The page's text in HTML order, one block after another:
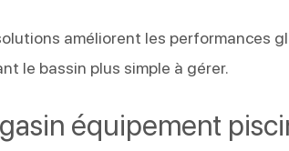
améliorent les performances
le bassin plus simple à gérer.
équipement